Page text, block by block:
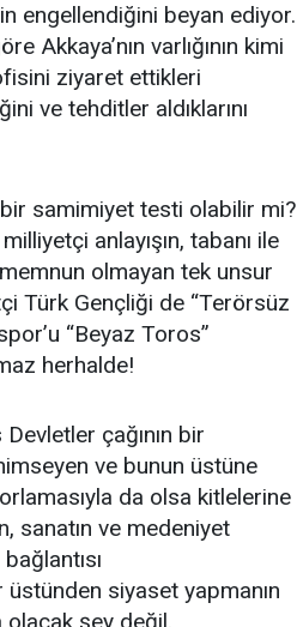
engellendiğini beyan ediyor.
Akkaya’nın varlığının kimi
ziyaret ettikleri
ve tehditler aldıklarını
bir samimiyet testi olabilir mi?
anlayışın, tabanı ile
memnun olmayan tek unsur
Türk Gençliği de “Terörsüz
“Beyaz Toros”
herhalde!
çağının bir
ve bunun üstüne
da olsa kitlelerine
sanatın ve medeniyet
siyaset yapmanın